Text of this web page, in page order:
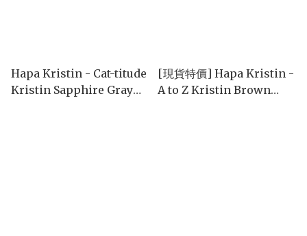
Hapa Kristin - Cat-titude
Kristin Sapphire Gray
[現貨特價] Hapa Kristin -
A to Z Kristin Brown